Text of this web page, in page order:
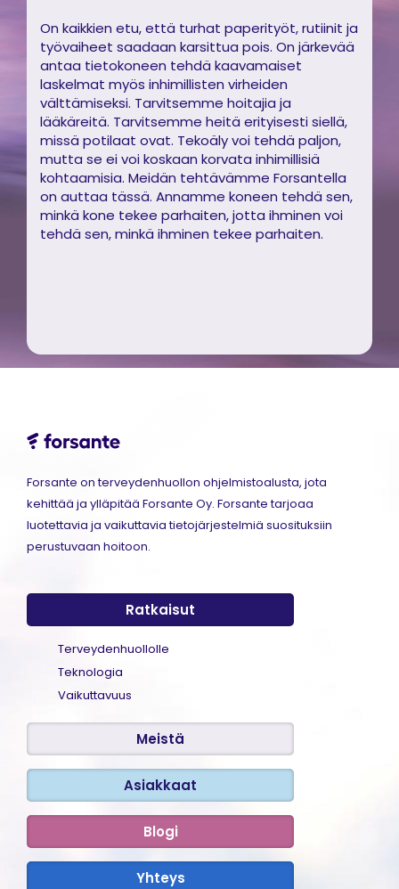
On kaikkien etu, että turhat paperityöt, rutiinit ja
työvaiheet saadaan karsittua pois. On järkevää
antaa tietokoneen tehdä kaavamaiset
laskelmat myös inhimillisten virheiden
välttämiseksi. Tarvitsemme hoitajia ja
lääkäreitä. Tarvitsemme heitä erityisesti siellä,
missä potilaat ovat. Tekoäly voi tehdä paljon,
mutta se ei voi koskaan korvata inhimillisiä
kohtaamisia. Meidän tehtävämme Forsantella
on auttaa tässä. Annamme koneen tehdä sen,
minkä kone tekee parhaiten, jotta ihminen voi
tehdä sen, minkä ihminen tekee parhaiten.
Forsante on terveydenhuollon ohjelmistoalusta, jota
kehittää ja ylläpitää Forsante Oy. Forsante tarjoaa
luotettavia ja vaikuttavia tietojärjestelmiä suosituksiin
perustuvaan hoitoon.
Ratkaisut
Terveydenhuollolle
Teknologia
Vaikuttavuus
Meistä
Asiakkaat
Blogi
Yhteys